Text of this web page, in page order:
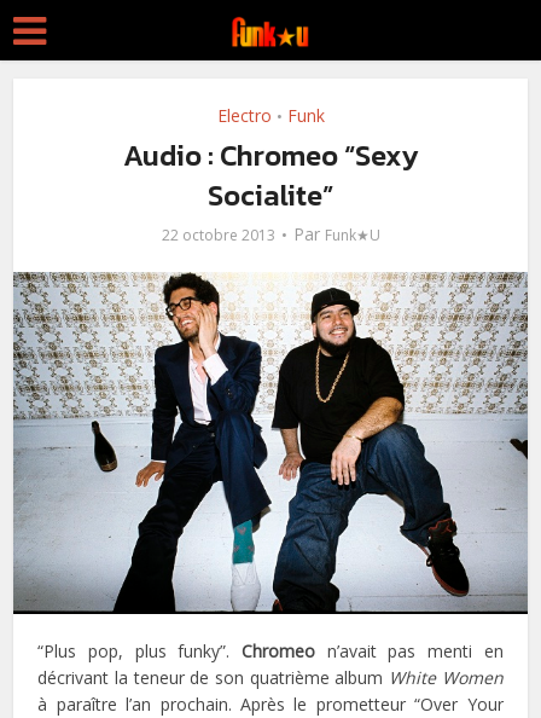
Electro • Funk
Audio : Chromeo “Sexy
Socialite”
22 octobre 2013 Par Funk★U
“Plus pop, plus funky”. Chromeo n’avait pas menti en
décrivant la teneur de son quatrième album White Women
à paraître l’an prochain. Après le prometteur “Over Your